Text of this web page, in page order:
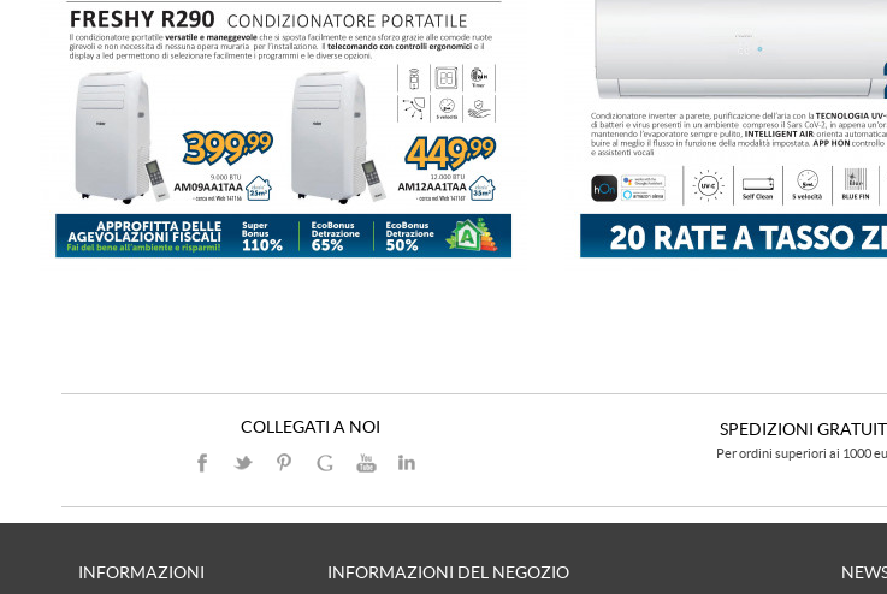
COLLEGATI A NOI SPEDIZIONI
Per ordini superiori ai 1000
INFORMAZIONI INFORMAZIONI DEL NEGOZIO